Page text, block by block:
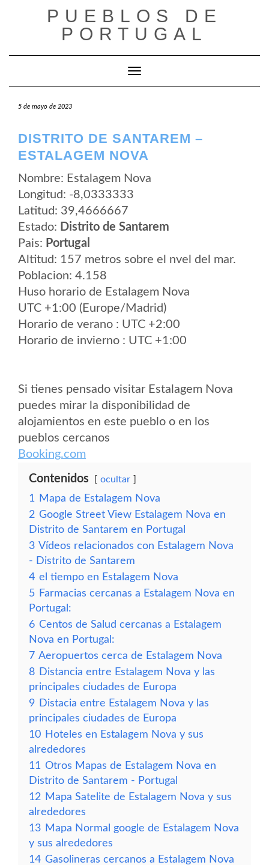
PUEBLOS DE
PORTUGAL
Cambiar modo de navegación
5 de mayo de 2023
DISTRITO DE SANTAREM –
ESTALAGEM NOVA
Nombre: Estalagem Nova
Longitud: -8,0333333
Latitud: 39,4666667
Estado: Distrito de Santarem
Pais: Portugal
Altitud: 157 metros sobre el nvel del mar.
Poblacion: 4.158
Huso horario de Estalagem Nova
UTC +1:00 (Europe/Madrid)
Horario de verano : UTC +2:00
Horario de invierno : UTC +1:00
Si tienes pensado visitar Estalagem Nova
puedes mirar la disponibilidad de
alojamientos en este pueblo o en los
pueblos cercanos
Booking.com
Contenidos ocultar
1
Mapa de Estalagem Nova
2 Google Street View Estalagem Nova en
Distrito de Santarem en Portugal
3 Vídeos relacionados con Estalagem Nova
- Distrito de Santarem
4 el tiempo en Estalagem Nova
5 Farmacias cercanas a Estalagem Nova en
Portugal:
6 Centos de Salud cercanas a Estalagem
Nova en Portugal:
7 Aeropuertos cerca de Estalagem Nova
8 Distancia entre Estalagem Nova y las
principales ciudades de Europa
9 Distacia entre Estalagem Nova y las
principales ciudades de Europa
10 Hoteles en Estalagem Nova y sus
alrededores
11 Otros Mapas de Estalagem Nova en
Distrito de Santarem - Portugal
12 Mapa Satelite de Estalagem Nova y sus
alrededores
13 Mapa Normal google de Estalagem Nova
y sus alrededores
14 Gasolineras cercanos a Estalagem Nova